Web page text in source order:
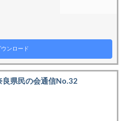
ウンロード
良県民の会通信No.32